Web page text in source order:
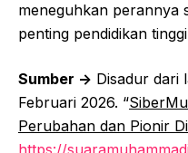
meneguhkan perannya
penting pendidikan
Sumber -> Disadur dari
Februari 2026. “
Perubahan dan Pionir